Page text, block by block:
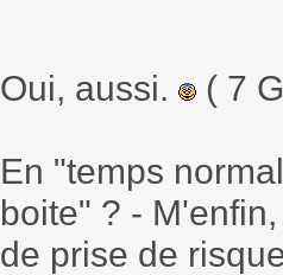
Oui, aussi. ( 7
En "temps
boite" ? -
de prise de